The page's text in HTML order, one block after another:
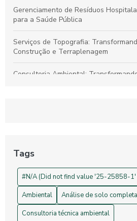
Gerenciamento de Resíduos
para a Saúde Pública
Serviços de Topografia:
Construção e Terraplenagem
Consultoria Ambiental:
Construção Civil
Drones na Topografia:
Tags
#N/A (Did not find value '25-25858-1'
Ambiental
Análise de solo completa
Consultoria técnica ambiental